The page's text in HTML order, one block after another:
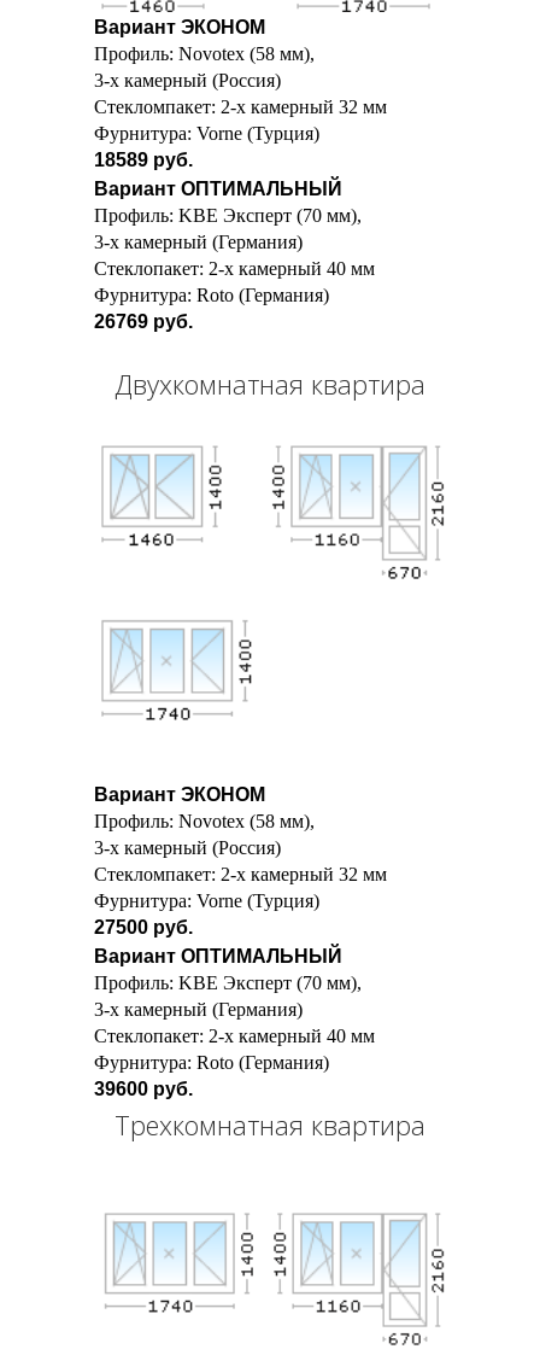
Вариант ЭКОНОМ
Профиль: Novotex (58 мм),
3-х камерный (Россия)
Стекломпакет: 2-х камерный 32 мм
Фурнитура: Vorne (Турция)
18589 руб.
Вариант ОПТИМАЛЬНЫЙ
Профиль: KBE Эксперт (70 мм),
3-х камерный (Германия)
Стеклопакет: 2-х камерный 40 мм
Фурнитура: Roto (Германия)
26769 руб.
Двухкомнатная квартира
Вариант ЭКОНОМ
Профиль: Novotex (58 мм),
3-х камерный (Россия)
Стекломпакет: 2-х камерный 32 мм
Фурнитура: Vorne (Турция)
27500 руб.
Вариант ОПТИМАЛЬНЫЙ
Профиль: KBE Эксперт (70 мм),
3-х камерный (Германия)
Стеклопакет: 2-х камерный 40 мм
Фурнитура: Roto (Германия)
39600 руб.
Трехкомнатная квартира